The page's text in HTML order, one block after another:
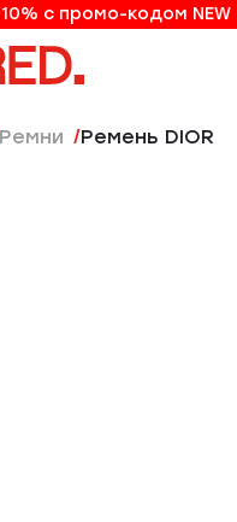
коду NEW
с промо-кодом NEW
Ремни Ремень DIOR